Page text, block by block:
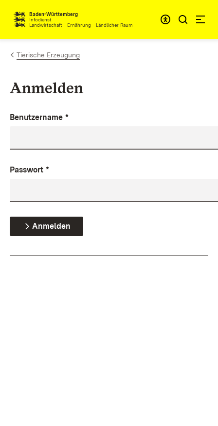
Zum Inhalt springen
Baden-Württemberg
Infodienst
Landwirtschaft - Ernährung - Ländlicher Raum
Tierische Erzeugung
Anmelden
Benutzername *
Passwort *
Anmelden